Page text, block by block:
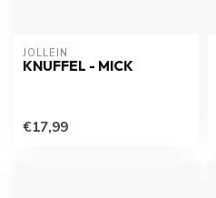
JOLLEIN
KNUFFEL - MICK
€17,99